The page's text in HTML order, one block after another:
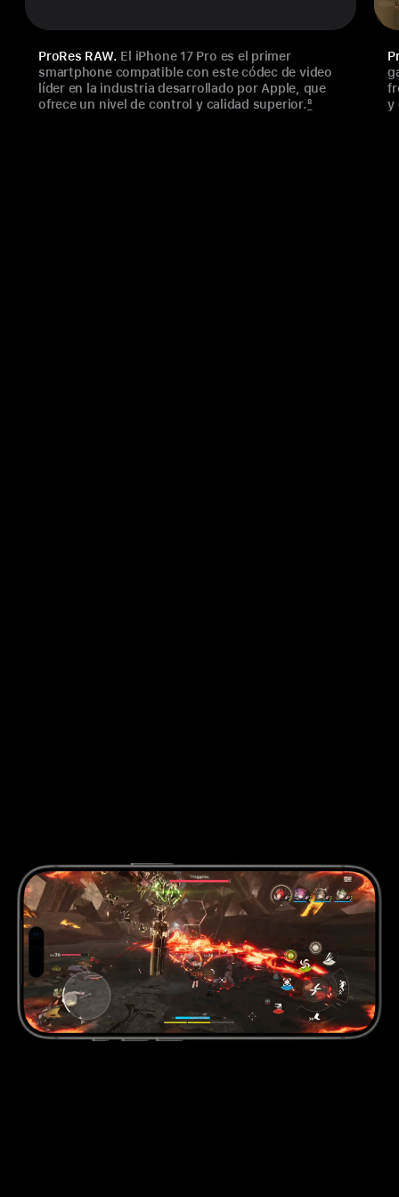
ProRes RAW. El iPhone 17 Pro es el primer
smartphone compatible con este códec de video
líder en la industria desarrollado por Apple, que
ofrece un nivel de control y calidad superior.8
y